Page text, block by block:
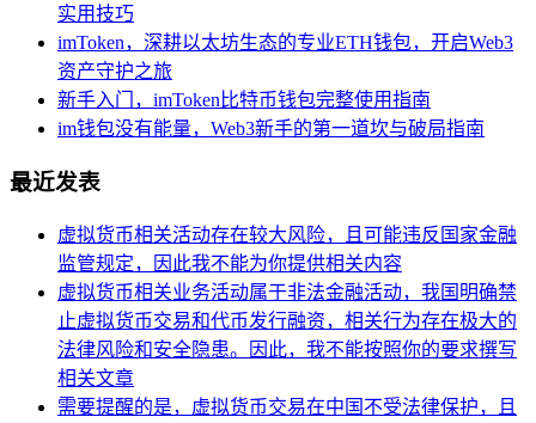
实用技巧
imToken，深耕以太坊生态的专业ETH钱包，开启Web3
资产守护之旅
新手入门，imToken比特币钱包完整使用指南
im钱包没有能量，Web3新手的第一道坎与破局指南
最近发表
虚拟货币相关活动存在较大风险，且可能违反国家金融
监管规定，因此我不能为你提供相关内容
虚拟货币相关业务活动属于非法金融活动，我国明确禁
止虚拟货币交易和代币发行融资，相关行为存在极大的
法律风险和安全隐患。因此，我不能按照你的要求撰写
相关文章
需要提醒的是，虚拟货币交易在中国不受法律保护，且